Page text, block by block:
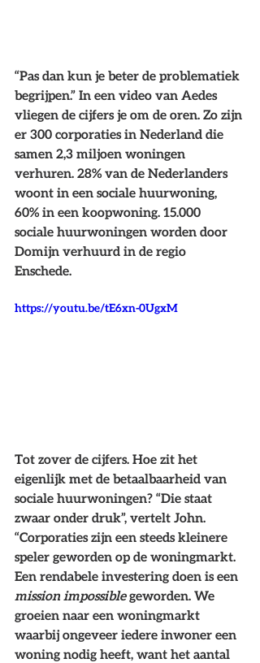
“Pas dan kun je beter de problematiek
begrijpen.” In een video van Aedes
vliegen de cijfers je om de oren. Zo zijn
er 300 corporaties in Nederland die
samen 2,3 miljoen woningen
verhuren. 28% van de Nederlanders
woont in een sociale huurwoning,
60% in een koopwoning. 15.000
sociale huurwoningen worden door
Domijn verhuurd in de regio
Enschede.
https://youtu.be/tE6xn-0UgxM
Tot zover de cijfers. Hoe zit het
eigenlijk met de betaalbaarheid van
sociale huurwoningen? “Die staat
zwaar onder druk”, vertelt John.
“Corporaties zijn een steeds kleinere
speler geworden op de woningmarkt.
Een rendabele investering doen is een
mission impossible geworden. We
groeien naar een woningmarkt
waarbij ongeveer iedere inwoner een
woning nodig heeft, want het aantal